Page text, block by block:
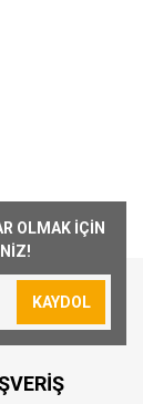
her
1000₺
ücreti
OLMAK İÇİN
KAYDOL